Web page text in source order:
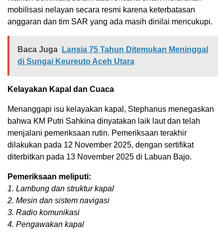
mobilisasi nelayan secara resmi karena keterbatasan
anggaran dan tim SAR yang ada masih dinilai mencukupi.
Baca Juga
Lansia 75 Tahun Ditemukan Meninggal
di Sungai Keureuto Aceh Utara
Kelayakan Kapal dan Cuaca
Menanggapi isu kelayakan kapal, Stephanus menegaskan
bahwa KM Putri Sahkina dinyatakan laik laut dan telah
menjalani pemeriksaan rutin. Pemeriksaan terakhir
dilakukan pada 12 November 2025, dengan sertifikat
diterbitkan pada 13 November 2025 di Labuan Bajo.
Pemeriksaan meliputi:
1. Lambung dan struktur kapal
2. Mesin dan sistem navigasi
3. Radio komunikasi
4. Pengawakan kapal